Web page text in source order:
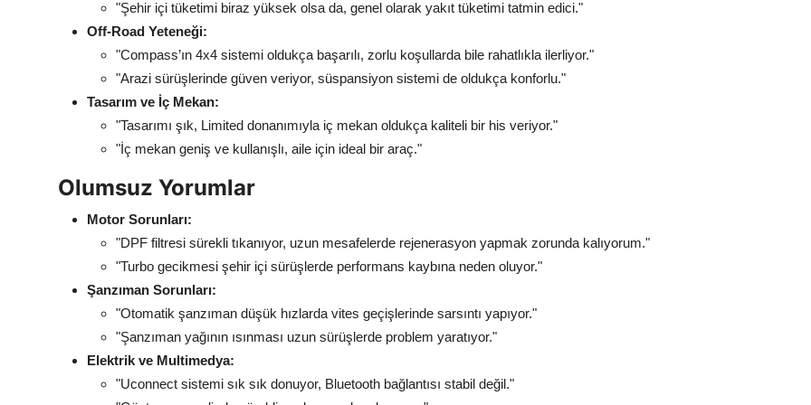
"Şehir içi tüketimi biraz yüksek olsa da, genel olarak yakıt tüketimi tatmin edici."
Off-Road Yeteneği:
"Compass’ın 4x4 sistemi oldukça başarılı, zorlu koşullarda bile rahatlıkla ilerliyor."
"Arazi sürüşlerinde güven veriyor, süspansiyon sistemi de oldukça konforlu."
Tasarım ve İç Mekan:
"Tasarımı şık, Limited donanımıyla iç mekan oldukça kaliteli bir his veriyor."
"İç mekan geniş ve kullanışlı, aile için ideal bir araç."
Olumsuz Yorumlar
Motor Sorunları:
"DPF filtresi sürekli tıkanıyor, uzun mesafelerde rejenerasyon yapmak zorunda kalıyorum."
"Turbo gecikmesi şehir içi sürüşlerde performans kaybına neden oluyor."
Şanzıman Sorunları:
"Otomatik şanzıman düşük hızlarda vites geçişlerinde sarsıntı yapıyor."
"Şanzıman yağının ısınması uzun sürüşlerde problem yaratıyor."
Elektrik ve Multimedya:
"Uconnect sistemi sık sık donuyor, Bluetooth bağlantısı stabil değil."